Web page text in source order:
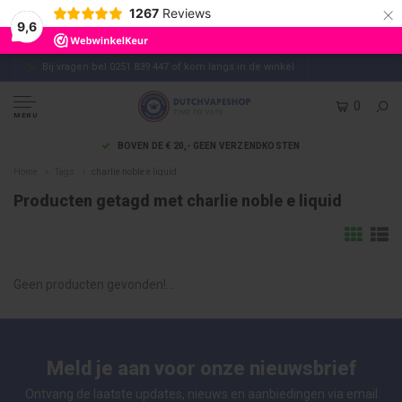
9,6
1267 Reviews ×
Bij vragen bel 0251 839 447 of kom langs in de winkel
MENU
0
BOVEN DE € 20,- GEEN VERZENDKOSTEN
charlie noble e liquid
Producten getagd met charlie noble e liquid
Geen producten gevonden!...
Meld je aan voor onze nieuwsbrief
Ontvang de laatste updates, nieuws en aanbiedingen via email